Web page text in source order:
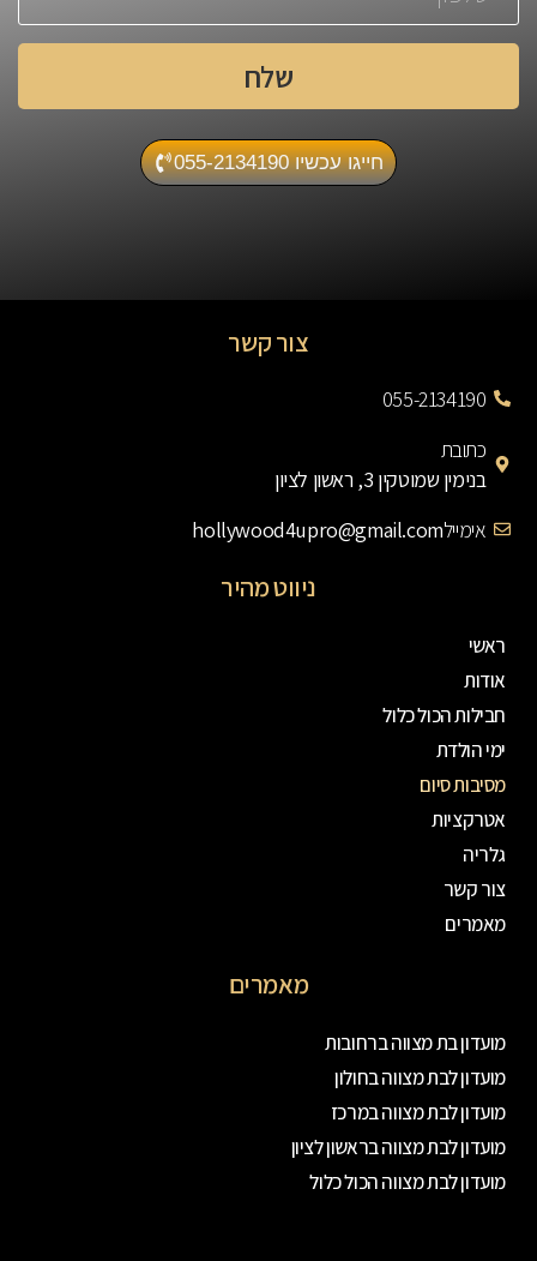
שלח
חייגו עכשיו 055-2134190
צור קשר
055-2134190
כתובת
בנימין שמוטקין 3, ראשון לציון
אימיילhollywood4upro@gmail.com
ניווט מהיר
ראשי
אודות
חבילות הכול כלול
ימי הולדת
מסיבות סיום
אטרקציות
גלריה
צור קשר
מאמרים
מאמרים
מועדון בת מצווה ברחובות
מועדון לבת מצווה בחולון
מועדון לבת מצווה במרכז
מועדון לבת מצווה בראשון לציון
מועדון לבת מצווה הכול כלול